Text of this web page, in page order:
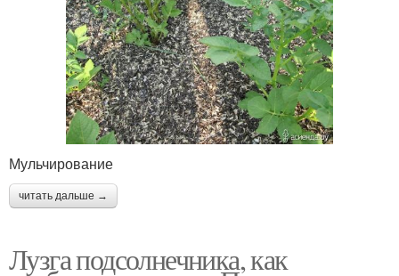
Мульчирование
читать дальше →
Лузга подсолнечника, как